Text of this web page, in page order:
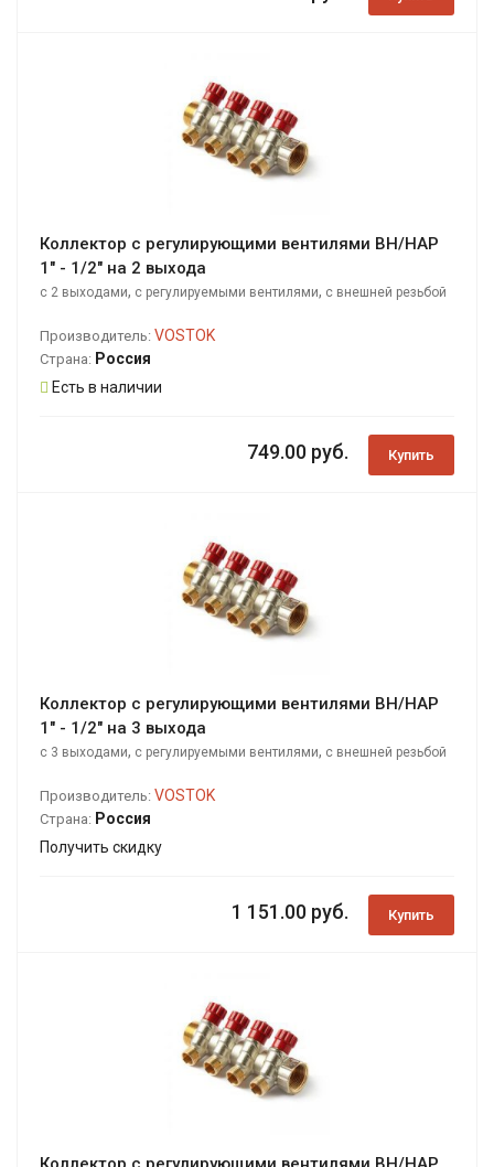
Коллектор с регулирующими вентилями ВН/НАР
1" - 1/2" на 2 выхода
с 2 выходами, с регулируемыми вентилями, с внешней резьбой
Производитель: VOSTOK
Страна: Россия
Есть в наличии
749.00 руб. Купить
Коллектор с регулирующими вентилями ВН/НАР
1" - 1/2" на 3 выхода
с 3 выходами, с регулируемыми вентилями, с внешней резьбой
Производитель: VOSTOK
Страна: Россия
Получить скидку
1 151.00 руб. Купить